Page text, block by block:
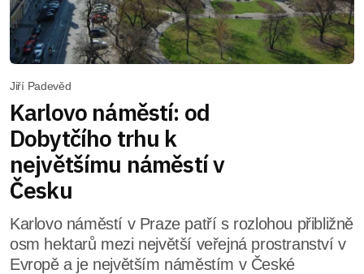
Jiří Padevěd
Karlovo náměstí: od
Dobytčího trhu k
největšímu náměstí v
Česku
Karlovo náměstí v Praze patří s rozlohou přibližně
osm hektarů mezi největší veřejná prostranství v
Evropě a je největším náměstím v České